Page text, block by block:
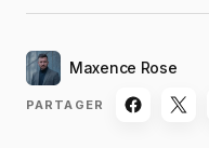
Maxence Rose
PARTAGER